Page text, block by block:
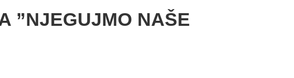
”NJEGUJMO NAŠE